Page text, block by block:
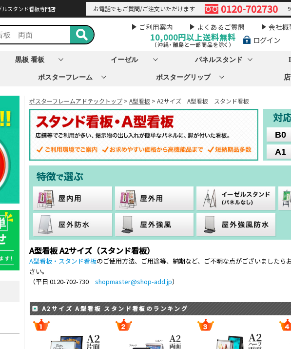
スタンド看板専門店 お電話でもご質問/ご注文いただけます 0120-702730
ご利用案内 よくあるご質問 会社概
10,000円以上送料無料
（沖縄・離島と一部商品を除く） ログイン
黒板 看板 イーゼル パネルスタンド
ポスターフレーム ポスターグリップ
ポスターフレームアドテックトップ > A型看板 > A2サイズ A型看板 スタンド看板
A型看板 A2サイズ（スタンド看板）
A型看板・スタンド看板のご使用方法、ご用途等、納期など、ご不明な点がございましたら
さい。
（平日 0120-702-730 shopmaster@shop-add.jp）
A2サイズ A型看板 スタンド看板のランキング